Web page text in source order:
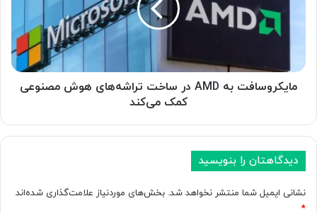
د
ن
ا
؛
O
ف
ت
د
ر
س
مایکروسافت به AMD در ساخت تراشه‌های هوش مصنوعی
کمک می‌کند
دیدگاهتان را بنویسید
نشانی ایمیل شما منتشر نخواهد شد. بخش‌های موردنیاز علامت‌گذاری شده‌اند
*